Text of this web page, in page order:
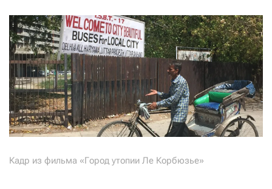
Кадр из фильма «Город утопии Ле Корбюзье»